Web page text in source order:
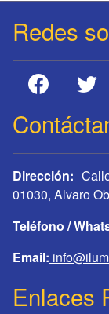
Redes
Dirección:
01030, Alvaro
Teléfono /
Email:
Enlaces